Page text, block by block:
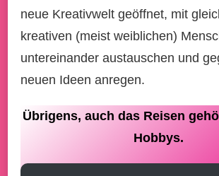
neue Kreativwelt geöffnet, mit
kreativen (meist weiblichen)
untereinander austauschen und
neuen Ideen anregen.
Übrigens, auch das Reisen
Hobbys.